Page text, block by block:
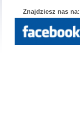
Znajdziesz nas na: